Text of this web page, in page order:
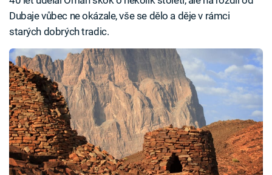
Dubaje vůbec ne okázale, vše se dělo a děje v rámci
starých dobrých tradic.